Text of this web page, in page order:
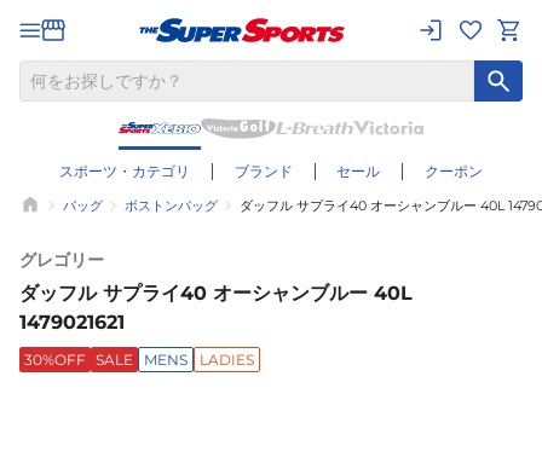
スポーツ・カテゴリ ブランド セール クーポン
バッグ ボストンバッグ ダッフル サプライ40 オーシャンブルー 40L
グレゴリー
ダッフル サプライ40 オーシャンブルー 40L
1479021621
30%OFF SALE MENS LADIES